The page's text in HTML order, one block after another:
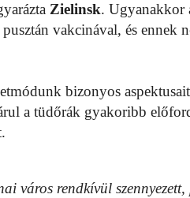
Zielinsk. Ugyanakkor
vakcinával, és ennek
bizonyos
a tüdőrák gyakoribb
város rendkívül